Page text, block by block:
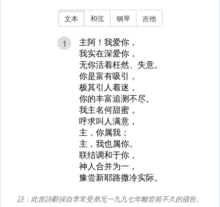
文本 和弦 钢琴 吉他
1
主阿！我爱你，
我实在深爱你，
无你活着枉然、失意。
你是富有吸引，
极其引人着迷，
你的丰富追测不尽。
我主名何甜蜜，
呼求叫人满意，
主，你属我；
主，我也属你。
联结调和于你，
神人合并为一，
豫尝新耶路撒冷实际。
註：此首詩辭採自李常受弟兄一九九七年離世前不久的禱告。